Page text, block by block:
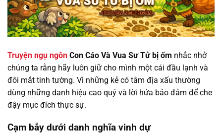
Truyện ngụ ngôn Con Cáo Và Vua Sư Tử bị ốm nhắc nhở
chúng ta rằng hãy luôn giữ cho mình một cái đầu lạnh và
đôi mắt tinh tường. Vì những kẻ có tâm địa xấu thường
dùng những danh hiệu cao quý và lời hứa bảo đảm để che
đậy mục đích thực sự.
Cạm bẫy dưới danh nghĩa vinh dự